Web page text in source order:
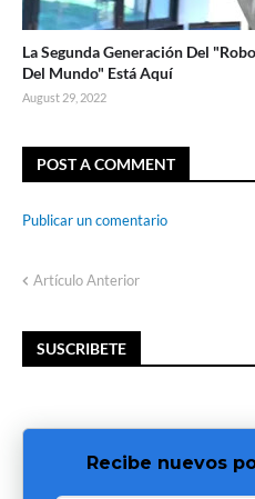
La Segunda Generación Del
Del Mundo" Está Aquí
August 29, 2022
POST A COMMENT
Publicar un comentario
Artículo Anterior
SUSCRIBETE
Recibe nuevos